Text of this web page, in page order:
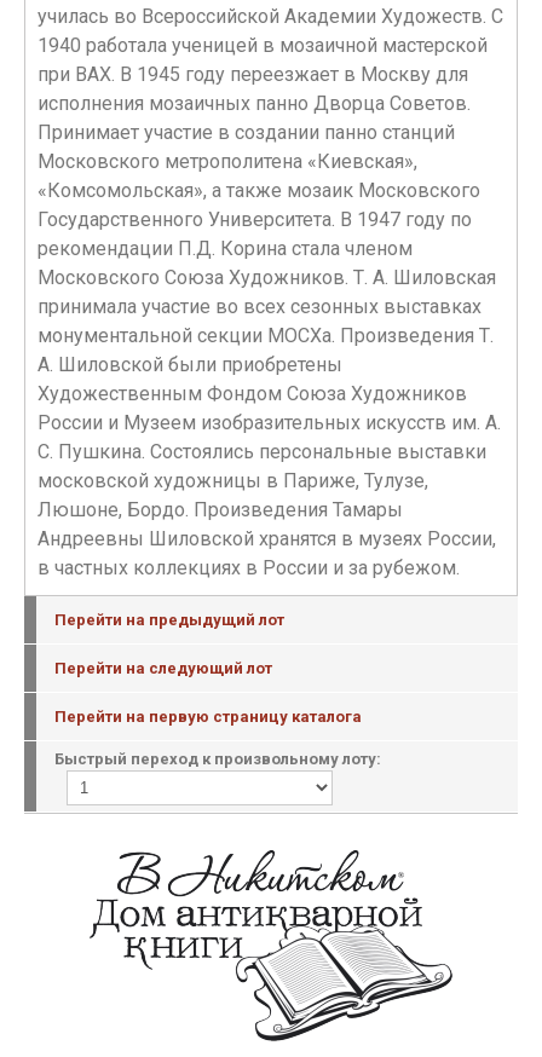
училась во Всероссийской Академии Художеств. С
1940 работала ученицей в мозаичной мастерской
при ВАХ. В 1945 году переезжает в Москву для
исполнения мозаичных панно Дворца Советов.
Принимает участие в создании панно станций
Московского метрополитена «Киевская»,
«Комсомольская», а также мозаик Московского
Государственного Университета. В 1947 году по
рекомендации П.Д. Корина стала членом
Московского Союза Художников. Т. А. Шиловская
принимала участие во всех сезонных выставках
монументальной секции МОСХа. Произведения Т.
А. Шиловской были приобретены
Художественным Фондом Союза Художников
России и Музеем изобразительных искусств им. А.
С. Пушкина. Состоялись персональные выставки
московской художницы в Париже, Тулузе,
Люшоне, Бордо. Произведения Тамары
Андреевны Шиловской хранятся в музеях России,
в частных коллекциях в России и за рубежом.
Перейти на предыдущий лот
Перейти на следующий лот
Перейти на первую страницу каталога
Быстрый переход к произвольному лоту: